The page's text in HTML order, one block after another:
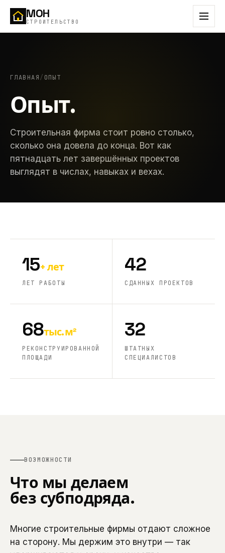
MOH
СТРОИТЕЛЬСТВО
ГЛАВНАЯ/ ОПЫТ
Опыт.
Строительная фирма стоит ровно столько,
сколько она довела до конца. Вот как
пятнадцать лет завершённых проектов
выглядят в числах, навыках и вехах.
15+ лет
ЛЕТ РАБОТЫ
42
СДАННЫХ ПРОЕКТОВ
68тыс. м²
РЕКОНСТРУИРОВАННОЙ
ПЛОЩАДИ
32
ШТАТНЫХ
СПЕЦИАЛИСТОВ
ВОЗМОЖНОСТИ
Что мы делаем
без субподряда.
Многие строительные фирмы отдают сложное
на сторону. Мы держим это внутри — так